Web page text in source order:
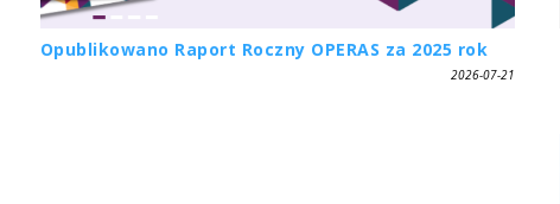
Opublikowano Raport Roczny OPERAS za 2025 rok
2026-07-21